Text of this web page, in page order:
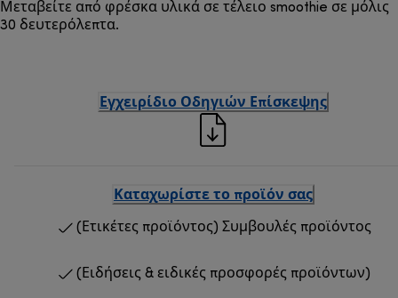
Μεταβείτε από φρέσκα υλικά σε τέλειο smoothie σε μόλις
30 δευτερόλεπτα.
Εγχειρίδιο Οδηγιών Επίσκεψης
Καταχωρίστε το προϊόν σας
(Ετικέτες προϊόντος) Συμβουλές προϊόντος
(Ειδήσεις & ειδικές προσφορές προϊόντων)